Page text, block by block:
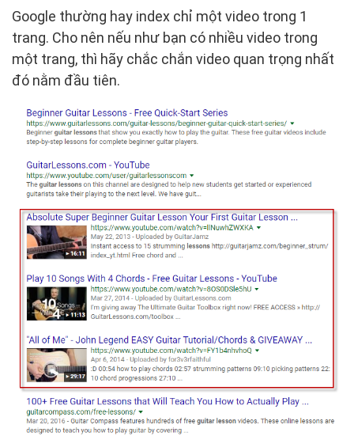
Google thường hay index chỉ một video trong 1
trang. Cho nên nếu như bạn có nhiều video trong
một trang, thì hãy chắc chắn video quan trọng nhất
đó nằm đầu tiên.